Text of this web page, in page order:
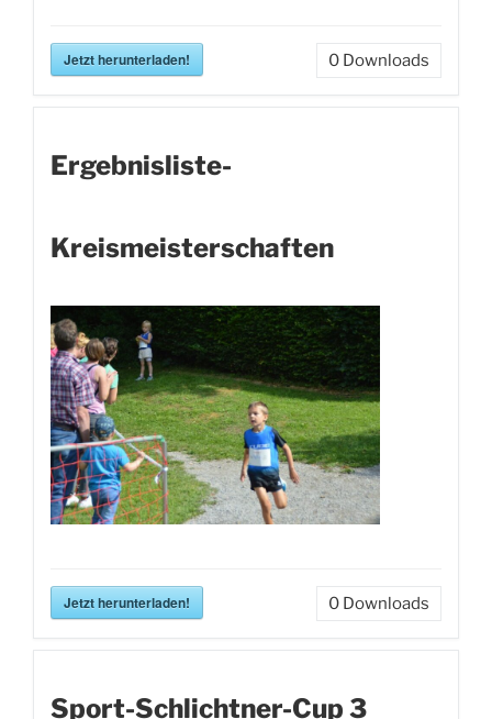
Jetzt herunterladen! 0 Downloads
Ergebnisliste-
Kreismeisterschaften
Jetzt herunterladen! 0 Downloads
Sport-Schlichtner-Cup 3